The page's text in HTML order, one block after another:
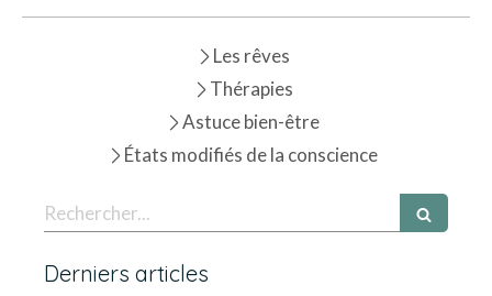
Les rêves
Thérapies
Astuce bien-être
États modifiés de la conscience
Rechercher
Derniers articles